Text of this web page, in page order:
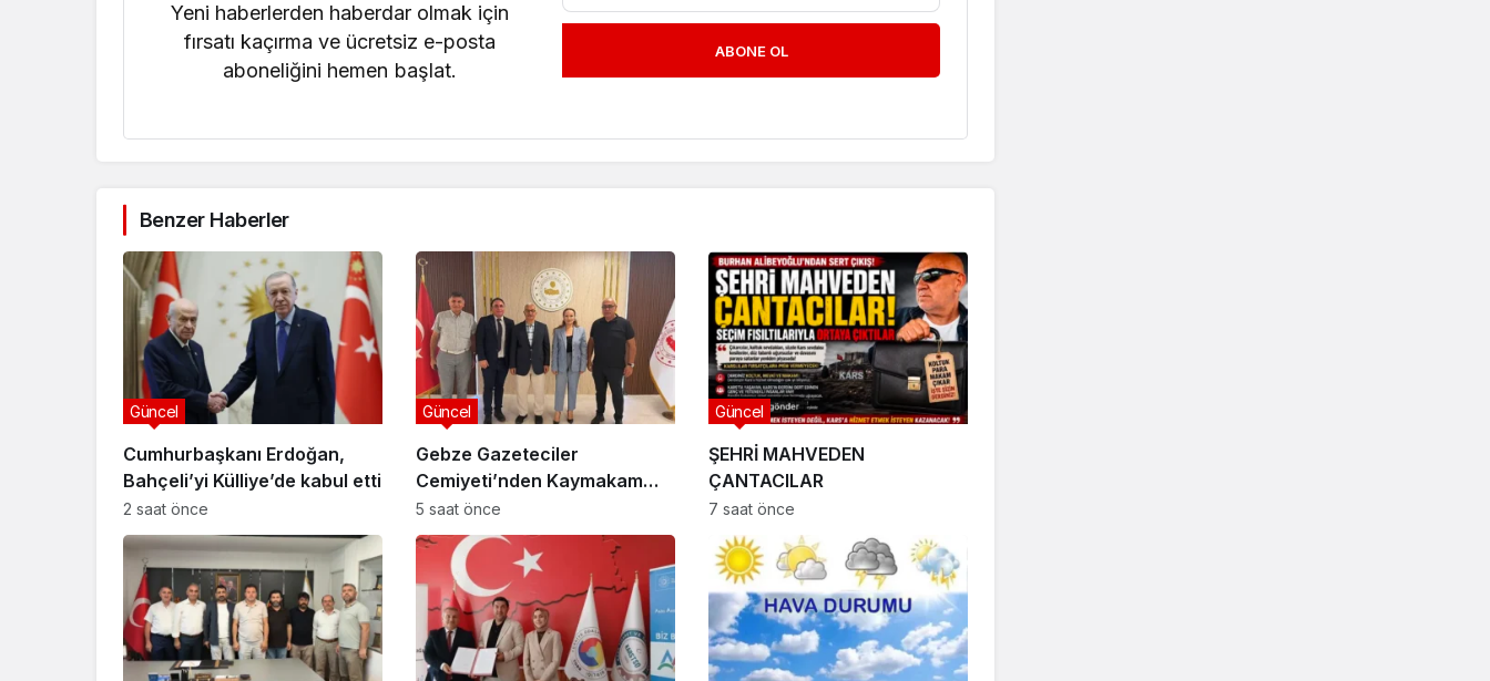
Yeni haberlerden haberdar olmak için
fırsatı kaçırma ve ücretsiz e-posta
aboneliğini hemen başlat.
ABONE OL
Benzer Haberler
Cumhurbaşkanı Erdoğan,
Bahçeli’yi Külliye’de kabul etti
Güncel
2 saat önce
Gebze Gazeteciler
Cemiyeti’nden Kaymakam
Özyiğit’e Ziyaret
Güncel
5 saat önce
ŞEHRİ MAHVEDEN
ÇANTACILAR
Güncel
7 saat önce